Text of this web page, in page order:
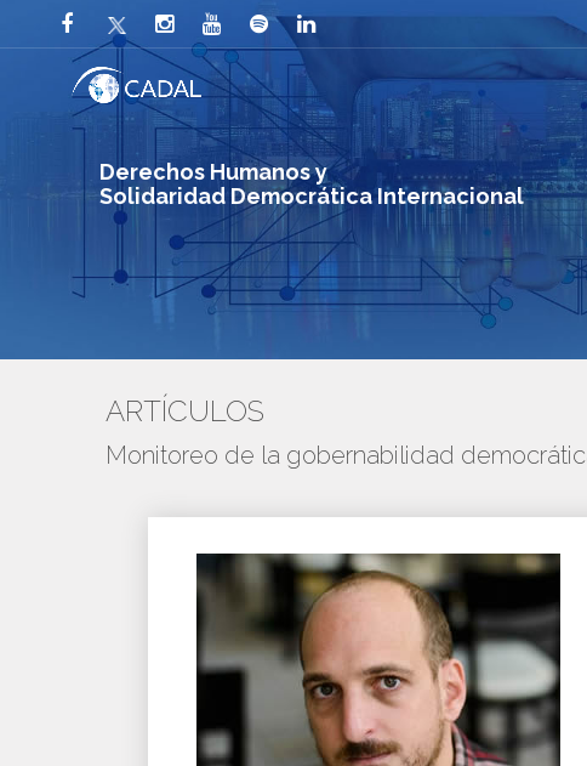
Derechos Humanos y
Solidaridad Democrática Internacional
ARTÍCULOS
Monitoreo de la gobernabilidad